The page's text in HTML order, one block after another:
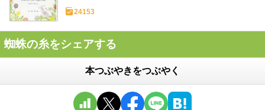
24153
蜘蛛の糸をシェアする
本つぶやきをつぶやく